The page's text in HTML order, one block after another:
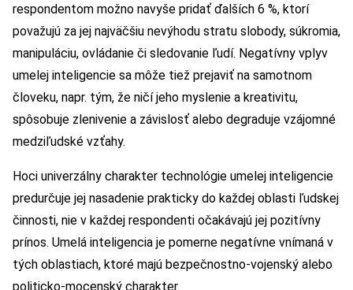
respondentom možno navyše pridať ďalších 6 %, ktorí
považujú za jej najväčšiu nevýhodu stratu slobody, súkromia,
manipuláciu, ovládanie či sledovanie ľudí. Negatívny vplyv
umelej inteligencie sa môže tiež prejaviť na samotnom
človeku, napr. tým, že ničí jeho myslenie a kreativitu,
spôsobuje zlenivenie a závislosť alebo degraduje vzájomné
medziľudské vzťahy.
Hoci univerzálny charakter technológie umelej inteligencie
predurčuje jej nasadenie prakticky do každej oblasti ľudskej
činnosti, nie v každej respondenti očakávajú jej pozitívny
prínos. Umelá inteligencia je pomerne negatívne vnímaná v
tých oblastiach, ktoré majú bezpečnostno-vojenský alebo
politicko-mocenský charakter.